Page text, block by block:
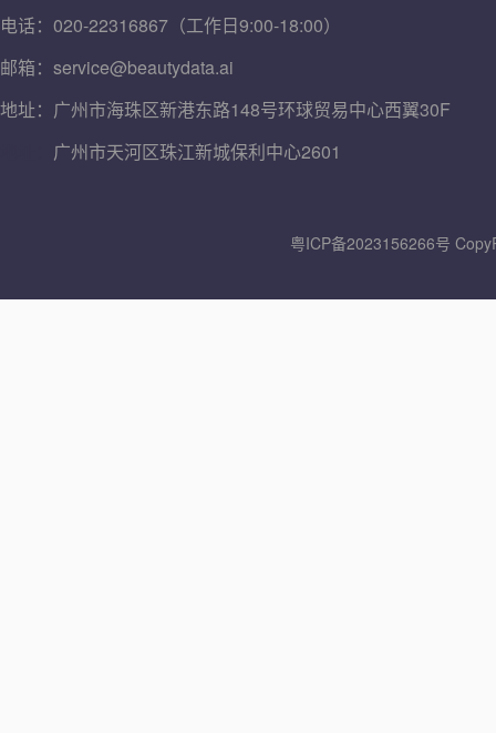
电话：020-22316867（工作日9:00-18:00）
邮箱：service@beautydata.ai
地址：广州市海珠区新港东路148号环球贸易中心西翼30F
广州市天河区珠江新城保利中心2601
粤ICP备2023156266号